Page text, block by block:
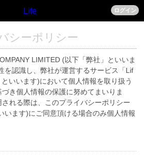
Life ログイン
シーポリシー
LIMITED (以下「弊社」といいま
を認識し、弊社が運営するサービス「Lif
いいます)において個人情報を取り扱う
き個人情報の保護に努めてまいりま
れる際は、このプライバシーポリシー
います)にご同意頂ける場合のみ個人情報